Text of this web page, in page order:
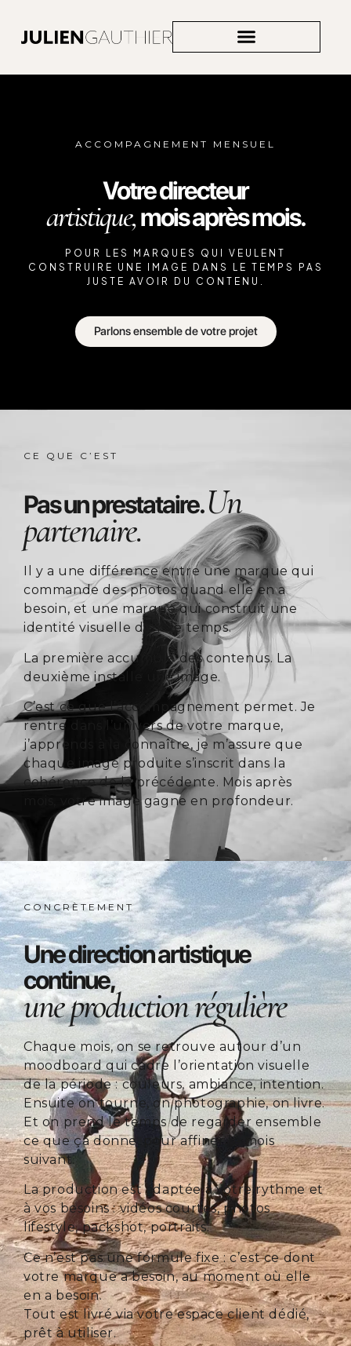
ACCOMPAGNEMENT MENSUEL
Votre directeur
artistique,mois après mois.
POUR LES MARQUES QUI VEULENT
CONSTRUIRE UNE IMAGE DANS LE TEMPS PAS
JUSTE AVOIR DU CONTENU.
Parlons ensemble de votre projet
CE QUE C’EST
Pas un prestataire.Un
partenaire.
Il y a une différence entre une marque qui
commande des photos quand elle en a
besoin, et une marque qui construit une
identité visuelle dans le temps.
La première accumule des contenus. La
deuxième installe une image.
C’est ce que l’accompagnement permet. Je
rentre dans l’univers de votre marque,
j’apprends à la connaître, je m’assure que
chaque image produite s’inscrit dans la
cohérence de la précédente. Mois après
mois, votre image gagne en profondeur.
CONCRÈTEMENT
Une direction artistique
continue,
une production régulière
Chaque mois, on se retrouve autour d’un
moodboard qui cadre l’orientation visuelle
de la période : couleurs, ambiance, intention.
Ensuite on tourne, on photographie, on livre.
Et on prend le temps de regarder ensemble
ce que ça donne, pour affiner le mois
suivant.
La production est adaptée à votre rythme et
à vos besoins : vidéos courtes, photos
lifestyle, packshot, portraits.
Ce n’est pas une formule fixe : c’est ce dont
votre marque a besoin, au moment où elle
en a besoin.
Tout est livré via votre espace client dédié,
prêt à utiliser.